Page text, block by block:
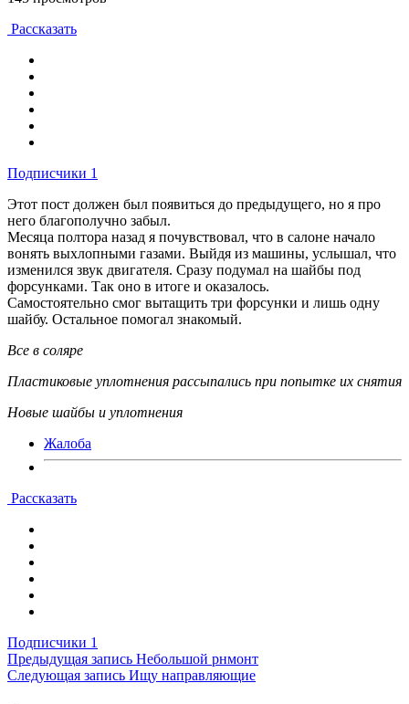
Рассказать
Подписчики 1
Этот пост должен был появиться до предыдущего, но я про
него благополучно забыл.
Месяца полтора назад я почувствовал, что в салоне начало
вонять выхлопными газами. Выйдя из машины, услышал, что
изменился звук двигателя. Сразу подумал на шайбы под
форсунками. Так оно в итоге и оказалось.
Самостоятельно смог вытащить три форсунки и лишь одну
шайбу. Остальное помогал знакомый.
Все в соляре
Пластиковые уплотнения рассыпались при попытке их снятия
Новые шайбы и уплотнения
Жалоба
Рассказать
Подписчики 1
Предыдущая запись Небольшой рнмонт
Следующая запись Ищу направляющие